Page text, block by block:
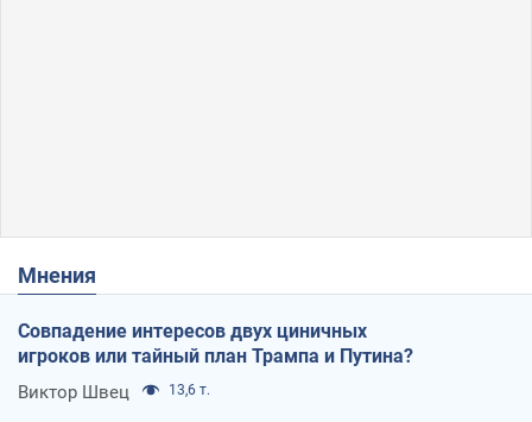
Мнения
Совпадение интересов двух циничных
игроков или тайный план Трампа и Путина?
Виктор Швец 13,6 т.